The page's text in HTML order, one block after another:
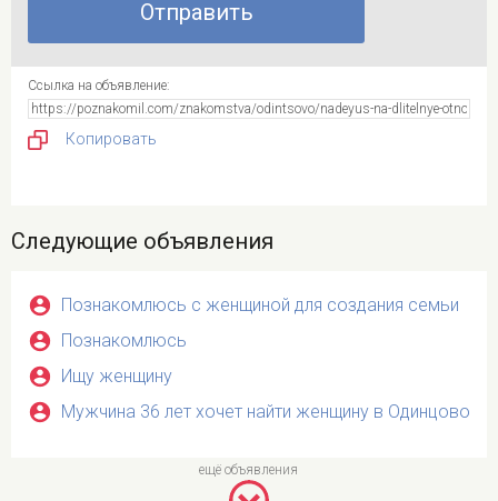
Ссылка на объявление:
Копировать
Следующие объявления
Познакомлюсь с женщиной для создания семьи
Познакомлюсь
Ищу женщину
Мужчина 36 лет хочет найти женщину в Одинцово